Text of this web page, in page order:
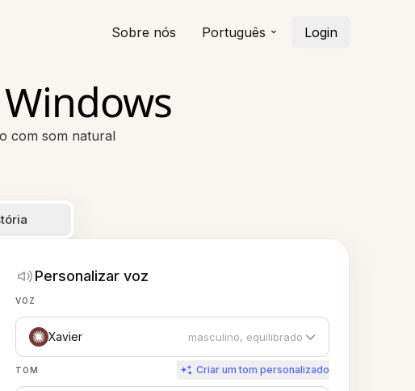
Sobre nós Português Login
com som natural
Personalizar voz
VOZ
Xavier masculino, equilibrado
TOM Criar um tom personalizado